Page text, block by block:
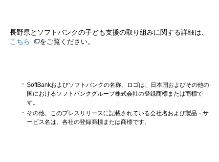
長野県とソフトバンクの子ども支援の取り組みに関する詳細は、
こちら
をご覧ください。
SoftBankおよびソフトバンクの名称、ロゴは、日本国およびその他の
国におけるソフトバンクグループ株式会社の登録商標または商標で
す。
その他、このプレスリリースに記載されている会社名および製品・サ
ービス名は、各社の登録商標または商標です。